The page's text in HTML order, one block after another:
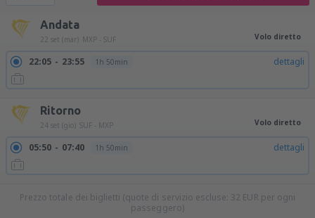
Andata
22 set (mar) MXP - SUF Volo diretto
22:05 23:55 1h 50min dettagli
Ritorno
24 set (gio) SUF - MXP Volo diretto
05:50 07:40 1h 50min dettagli
Prezzo totale dei biglietti (quote di servizio escluse: 32 EUR per ogni
passeggero)